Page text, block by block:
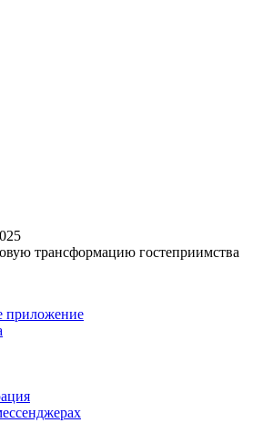
трансформацию гостеприимства
приложение